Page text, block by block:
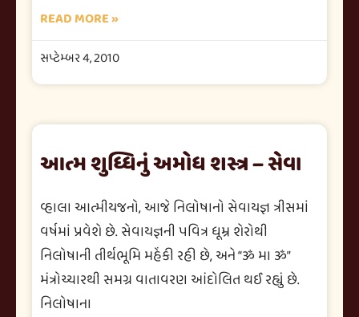
READ MORE »
સપ્ટેમ્બર 4, 2010
આત્મ શુધ્ધિનું અમોધ શસ્ત્ર – સેવા
વ્હાલા આત્મીયજનો, આજે નિલોષાનો સેવાયજ્ઞ ત્રીસમાં
વર્ષમાં પ્રવેશે છે. સેવાયજ્ઞની પવિત્ર ધૂમ્ર શેરોથી
નિલોષાની તીર્થભૂમિ મહેંકી રહી છે, અને “ૐ મા ૐ”
મંત્રોચ્ચારથી સમગ્ર વાતાવરણ આંદોલિત થઈ રહ્યું છે.
નિલોષાના